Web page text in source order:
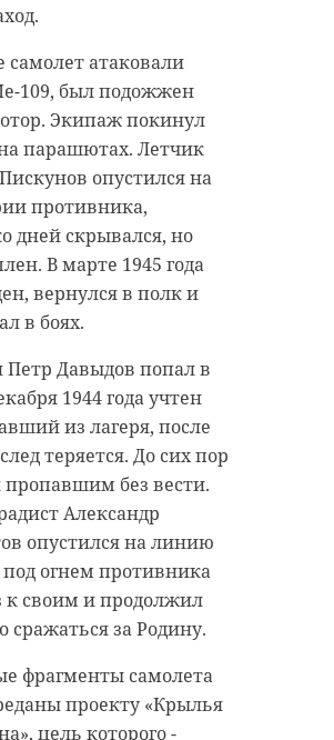
самолет атаковали
109, был подожжен
Экипаж покинул
парашютах. Летчик
опустился на
противника,
дней скрывался, но
В марте 1945 года
вернулся в полк и
в боях.
Давыдов попал в
1944 года учтен
из лагеря, после
теряется. До сих пор
пропавшим без вести.
Александр
опустился на линию
огнем противника
к своим и продолжил
сражаться за Родину.
фрагменты самолета
проекту «Крылья
цель которого -